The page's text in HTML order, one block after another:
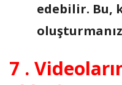
edebilir. Bu,
7 .